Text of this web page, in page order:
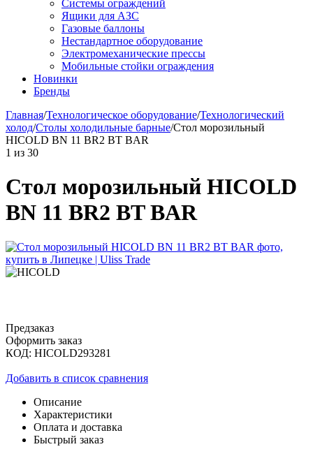
Системы ограждений
Ящики для АЗС
Газовые баллоны
Нестандартное оборудование
Электромеханические прессы
Мобильные стойки ограждения
Новинки
Бренды
Главная/Технологическое оборудование/Технологический
холод/Столы холодильные барные/Стол морозильный
HICOLD BN 11 BR2 BT BAR
1 из 30
Стол морозильный HICOLD
BN 11 BR2 BT BAR
Предзаказ
Оформить заказ
КОД: HICOLD293281
Добавить в список сравнения
Описание
Характеристики
Оплата и доставка
Быстрый заказ